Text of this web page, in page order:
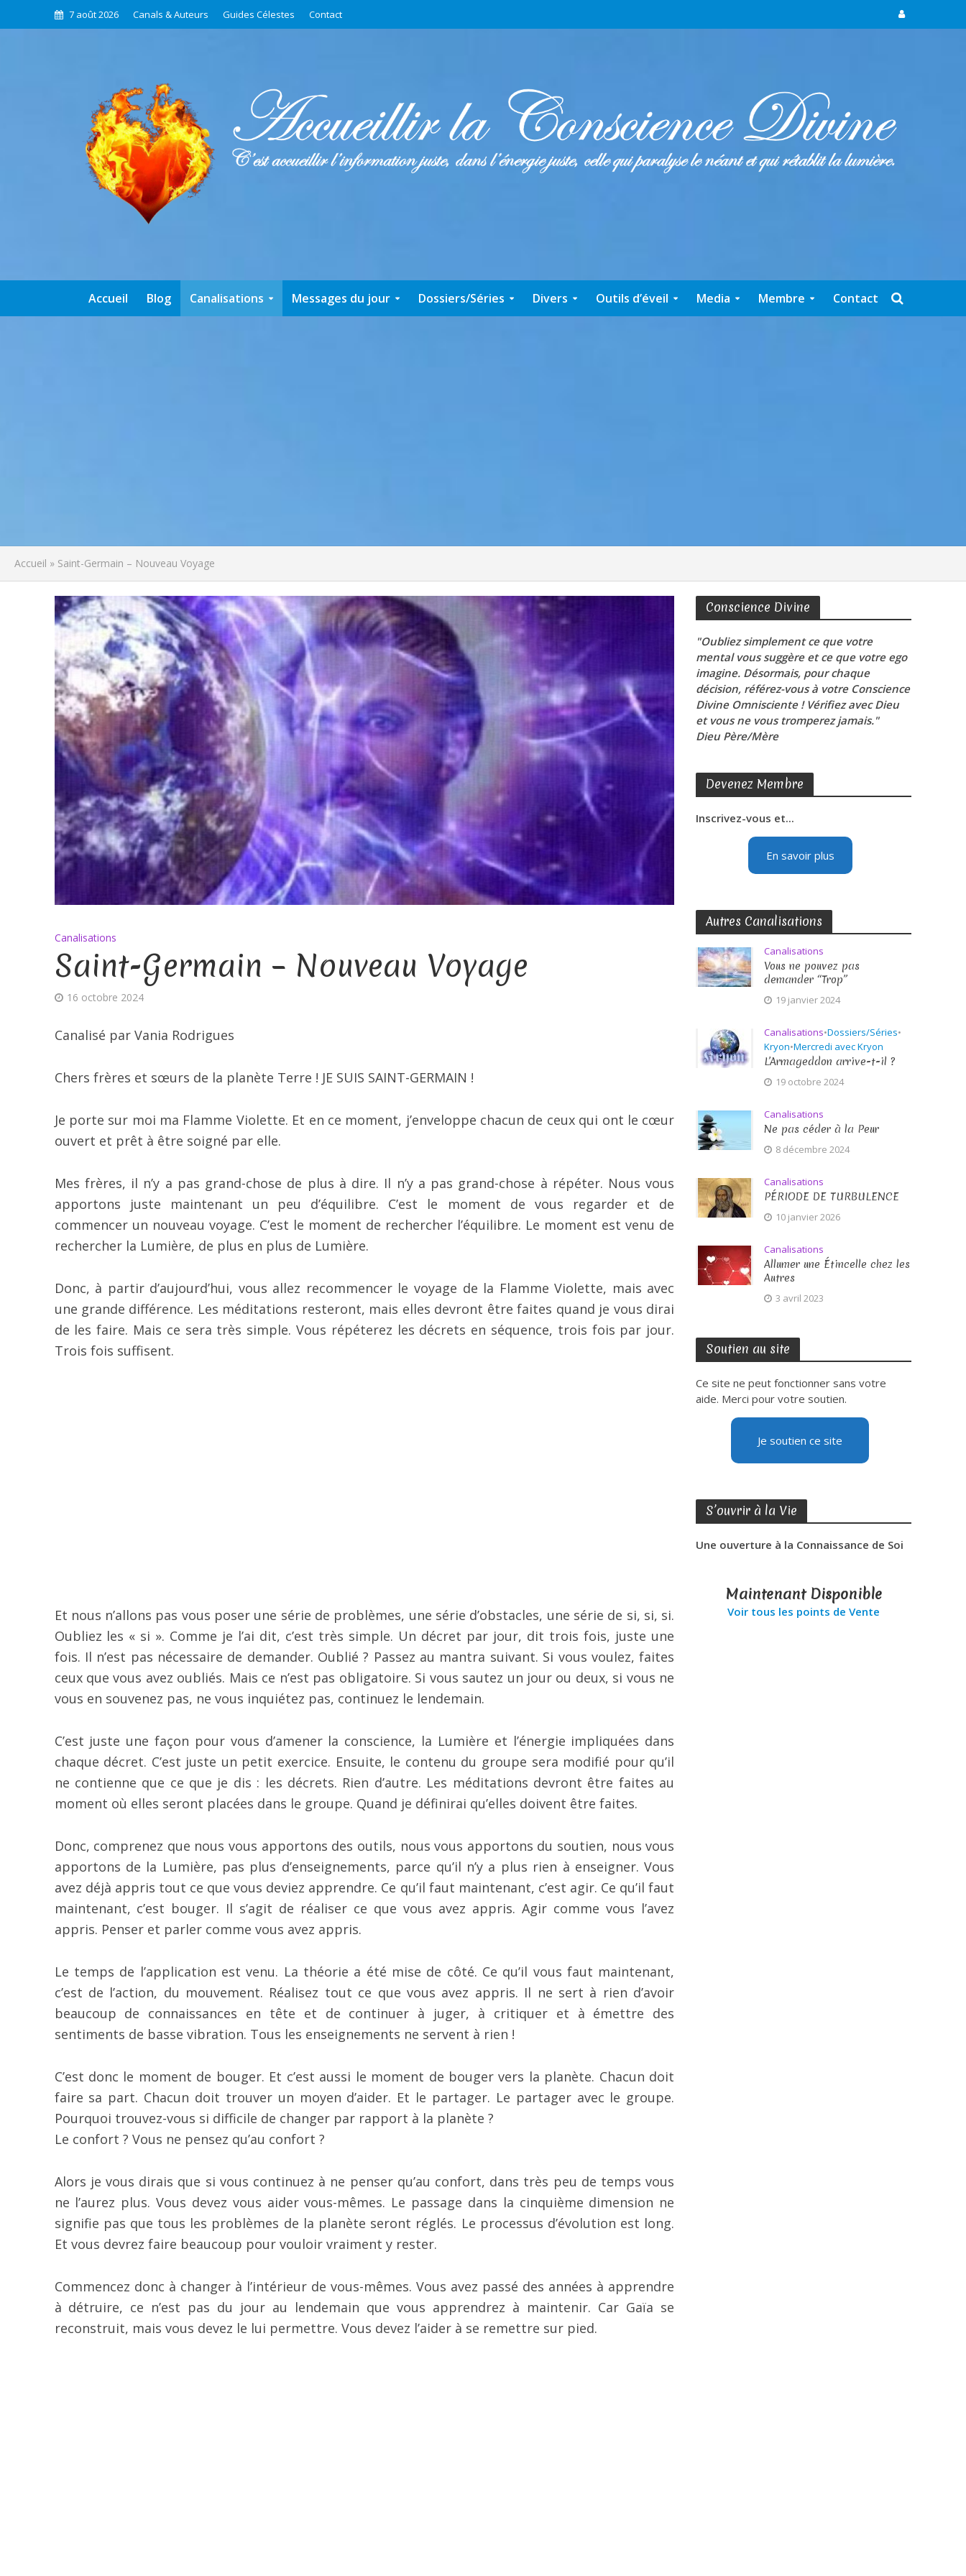
7 août 2026 Canals & Auteurs Guides Célestes Contact
Accueil Blog Canalisations Messages du jour Dossiers/Séries Divers Outils d’éveil Media Membre Contact
Accueil » Saint-Germain – Nouveau Voyage
Canalisations
Saint-Germain – Nouveau Voyage
16 octobre 2024
Canalisé par Vania Rodrigues
Chers frères et sœurs de la planète Terre ! JE SUIS SAINT-GERMAIN !
Je porte sur moi ma Flamme Violette. Et en ce moment, j’enveloppe chacun de ceux qui ont le cœur
ouvert et prêt à être soigné par elle.
Mes frères, il n’y a pas grand-chose de plus à dire. Il n’y a pas grand-chose à répéter. Nous vous
apportons juste maintenant un peu d’équilibre. C’est le moment de vous regarder et de
commencer un nouveau voyage. C’est le moment de rechercher l’équilibre. Le moment est venu de
rechercher la Lumière, de plus en plus de Lumière.
Donc, à partir d’aujourd’hui, vous allez recommencer le voyage de la Flamme Violette, mais avec
une grande différence. Les méditations resteront, mais elles devront être faites quand je vous dirai
de les faire. Mais ce sera très simple. Vous répéterez les décrets en séquence, trois fois par jour.
Trois fois suffisent.
Et nous n’allons pas vous poser une série de problèmes, une série d’obstacles, une série de si, si, si.
Oubliez les « si ». Comme je l’ai dit, c’est très simple. Un décret par jour, dit trois fois, juste une
fois. Il n’est pas nécessaire de demander. Oublié ? Passez au mantra suivant. Si vous voulez, faites
ceux que vous avez oubliés. Mais ce n’est pas obligatoire. Si vous sautez un jour ou deux, si vous ne
vous en souvenez pas, ne vous inquiétez pas, continuez le lendemain.
C’est juste une façon pour vous d’amener la conscience, la Lumière et l’énergie impliquées dans
chaque décret. C’est juste un petit exercice. Ensuite, le contenu du groupe sera modifié pour qu’il
ne contienne que ce que je dis : les décrets. Rien d’autre. Les méditations devront être faites au
moment où elles seront placées dans le groupe. Quand je définirai qu’elles doivent être faites.
Donc, comprenez que nous vous apportons des outils, nous vous apportons du soutien, nous vous
apportons de la Lumière, pas plus d’enseignements, parce qu’il n’y a plus rien à enseigner. Vous
avez déjà appris tout ce que vous deviez apprendre. Ce qu’il faut maintenant, c’est agir. Ce qu’il faut
maintenant, c’est bouger. Il s’agit de réaliser ce que vous avez appris. Agir comme vous l’avez
appris. Penser et parler comme vous avez appris.
Le temps de l’application est venu. La théorie a été mise de côté. Ce qu’il vous faut maintenant,
c’est de l’action, du mouvement. Réalisez tout ce que vous avez appris. Il ne sert à rien d’avoir
beaucoup de connaissances en tête et de continuer à juger, à critiquer et à émettre des
sentiments de basse vibration. Tous les enseignements ne servent à rien !
C’est donc le moment de bouger. Et c’est aussi le moment de bouger vers la planète. Chacun doit
faire sa part. Chacun doit trouver un moyen d’aider. Et le partager. Le partager avec le groupe.
Pourquoi trouvez-vous si difficile de changer par rapport à la planète ?
Le confort ? Vous ne pensez qu’au confort ?
Alors je vous dirais que si vous continuez à ne penser qu’au confort, dans très peu de temps vous
ne l’aurez plus. Vous devez vous aider vous-mêmes. Le passage dans la cinquième dimension ne
signifie pas que tous les problèmes de la planète seront réglés. Le processus d’évolution est long.
Et vous devrez faire beaucoup pour vouloir vraiment y rester.
Commencez donc à changer à l’intérieur de vous-mêmes. Vous avez passé des années à apprendre
à détruire, ce n’est pas du jour au lendemain que vous apprendrez à maintenir. Car Gaïa se
reconstruit, mais vous devez le lui permettre. Vous devez l’aider à se remettre sur pied.
Conscience Divine
"Oubliez simplement ce que votre
mental vous suggère et ce que votre ego
imagine. Désormais, pour chaque
décision, référez-vous à votre Conscience
Divine Omnisciente ! Vérifiez avec Dieu
et vous ne vous tromperez jamais."
Dieu Père/Mère
Devenez Membre
Inscrivez-vous et...
En savoir plus
Autres Canalisations
Canalisations
Vous ne pouvez pas
demander “Trop”
19 janvier 2024
Canalisations•Dossiers/Séries•
Kryon•Mercredi avec Kryon
L’Armageddon arrive-t-il ?
19 octobre 2024
Canalisations
Ne pas céder à la Peur
8 décembre 2024
Canalisations
PÉRIODE DE TURBULENCE
10 janvier 2026
Canalisations
Allumer une Étincelle chez les
Autres
3 avril 2023
Soutien au site
Ce site ne peut fonctionner sans votre
aide. Merci pour votre soutien.
Je soutien ce site
S’ouvrir à la Vie
Une ouverture à la Connaissance de Soi
Maintenant Disponible
Voir tous les points de Vente